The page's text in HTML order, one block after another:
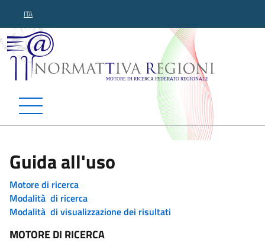
ITA
Normattiva Regioni -
Guida all'uso
Motore di ricerca
Modalità di ricerca
Modalità di visualizzazione dei risultati
MOTORE DI RICERCA